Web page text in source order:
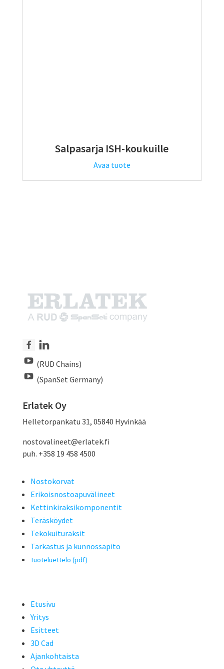
Salpasarja ISH-koukuille
Avaa tuote
(RUD Chains)
(SpanSet Germany)
Erlatek Oy
Helletorpankatu 31, 05840 Hyvinkää
nostovalineet@erlatek.fi
puh. +358 19 458 4500
Nostokorvat
Erikoisnostoapuvälineet
Kettinkiraksikomponentit
Teräsköydet
Tekokuituraksit
Tarkastus ja kunnossapito
Tuoteluettelo (pdf)
Etusivu
Yritys
Esitteet
3D Cad
Ajankohtaista